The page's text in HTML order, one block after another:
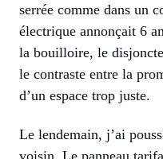
serrée comme dans un
électrique annonçait 6
la bouilloire, le
le contraste entre la
d’un espace trop juste.
Le lendemain, j’ai